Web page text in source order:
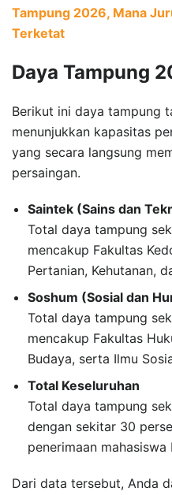
Tampung 2026, Mana
Terketat
Daya Tampung
Berikut ini daya tampung
menunjukkan kapasitas
yang secara langsung
persaingan.
Saintek (Sains dan
Total daya tampung
mencakup Fakultas
Pertanian, Kehutanan,
Soshum (Sosial dan
Total daya tampung
mencakup Fakultas
Budaya, serta Ilmu
Total Keseluruhan
Total daya tampung
dengan sekitar 30
penerimaan
Dari data tersebut, Anda